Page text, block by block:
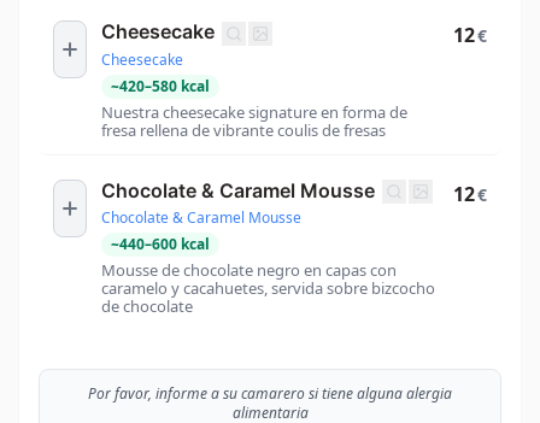
Cheesecake
Cheesecake
~420–580 kcal
Nuestra cheesecake signature en forma de
fresa rellena de vibrante coulis de fresas
12€
Chocolate & Caramel Mousse
Chocolate & Caramel Mousse
~440–600 kcal
Mousse de chocolate negro en capas con
caramelo y cacahuetes, servida sobre bizcocho
de chocolate
12€
Por favor, informe a su camarero si tiene alguna alergia
alimentaria